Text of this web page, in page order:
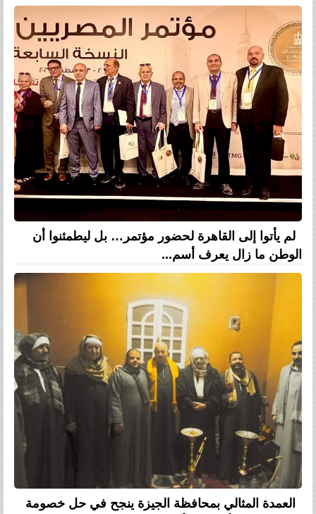
لم يأتوا إلى القاهرة لحضور مؤتمر… بل ليطمئنوا أن
الوطن ما زال يعرف أسم...
العمدة المثالي بمحافظة الجيزة ينجح في حل خصومة